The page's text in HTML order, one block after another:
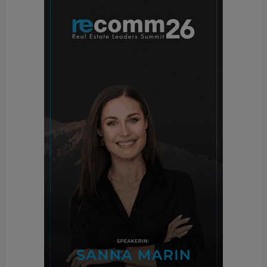
Überlegungen“. Auch der Wohnbau Berresgasse
viele Renovierungen gemacht“ und nennt sofort die
„Ehemalige Stadtmühle“ in Graz und die „Galerie
Hametner“ in Stoob im Burgenland. War bei
Ersterer der Denkmalschutz die große
Herausforderung, so ging es in Stoob um den Um-
und Ausbau eines alten Bauernhauses in eine
Galerie und ein Wohnhaus. Ein neuer, gläserner
Baukörper steht nun im Innenhof, wobei sich ein Teil
der Deckenplatte des Zubaus über die Dachebene